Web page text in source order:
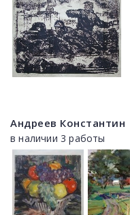
Андреев Константин
в наличии 3 работы